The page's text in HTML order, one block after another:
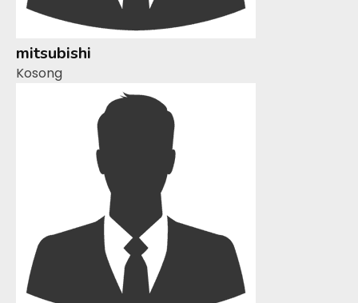
mitsubishi
Kosong